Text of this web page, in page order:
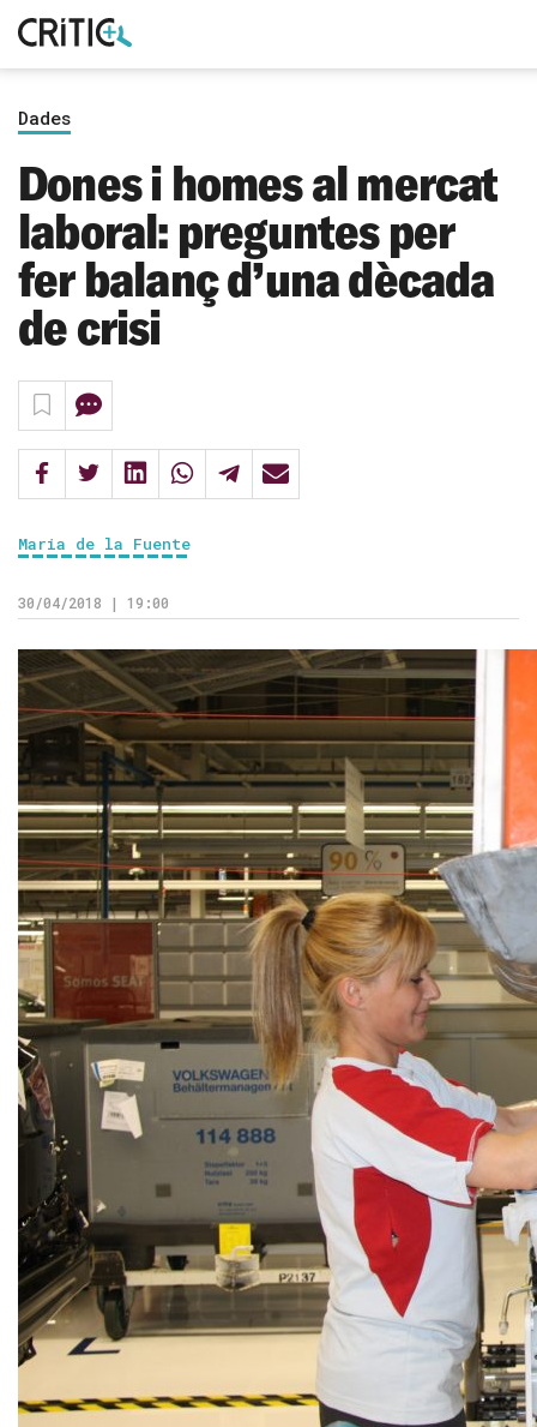
Inicia sessió
Dades
Dones i homes al mercat
laboral: preguntes per
fer balanç d’una dècada
de crisi
Maria de la Fuente
30/04/2018 | 19:00